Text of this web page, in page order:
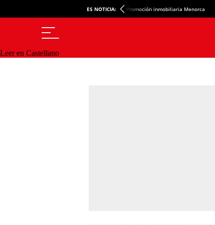
ES NOTICIA: Promoción inmobiliaria Menorca
Leer en Castellano